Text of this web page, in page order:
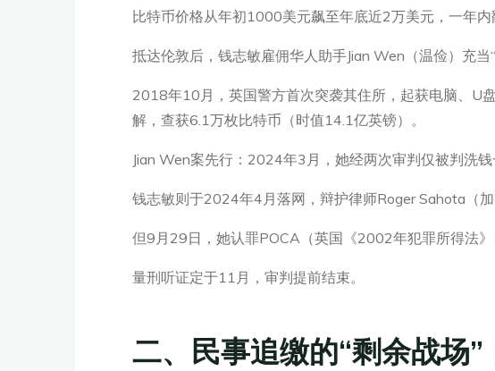
比特币价格从年初1000美元飙至年底近2万美元，一年
抵达伦敦后，钱志敏雇佣华人助手Jian Wen（温俭）充
2018年10月，英国警方首次突袭其住所，起获电脑、U
解，查获6.1万枚比特币（时值14.1亿英镑）。
Jian Wen案先行：2024年3月，她经两次审判仅被判洗
钱志敏则于2024年4月落网，辩护律师Roger Sahota（
但9月29日，她认罪POCA（英国《2002年犯罪所得法
量刑听证定于11月，审判提前结束。
二、民事追缴的“剩余战场